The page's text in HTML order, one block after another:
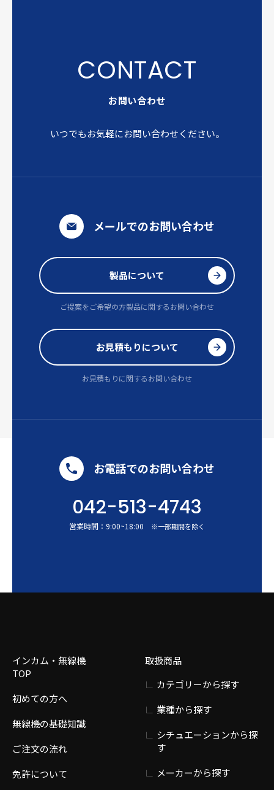
お問い合わせ
いつでもお気軽にお問い合わせください。
メールでのお問い合わせ
製品について
ご提案をご希望の方製品に関するお問い合わせ
お見積もりについて
お見積もりに関するお問い合わせ
お電話でのお問い合わせ
042-513-4743
営業時間： 9:00~18:00 ※一部期間を除く
インカム・無線機
TOP
初めての方へ
無線機の基礎知識
ご注文の流れ
免許について
取扱商品
カテゴリーから探す
業種から探す
シチュエーションから探
す
メーカーから探す